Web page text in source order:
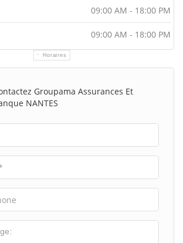
Horaires
09:00 AM - 18:00 PM
09:00 AM - 18:00 PM
Groupama Assurances Et
NANTES